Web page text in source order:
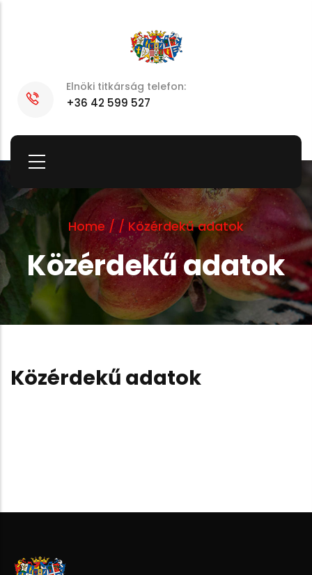
Elnöki titkárság telefon:
+36 42 599 527
Home / / Közérdekű adatok
Közérdekű adatok
Közérdekű adatok